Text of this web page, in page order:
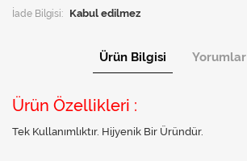
İade Bilgisi:
Ürün Bilgisi Yorumlar
Ürün Özellikleri :
Tek Kullanımlıktır. Hijyenik Bir Üründür.